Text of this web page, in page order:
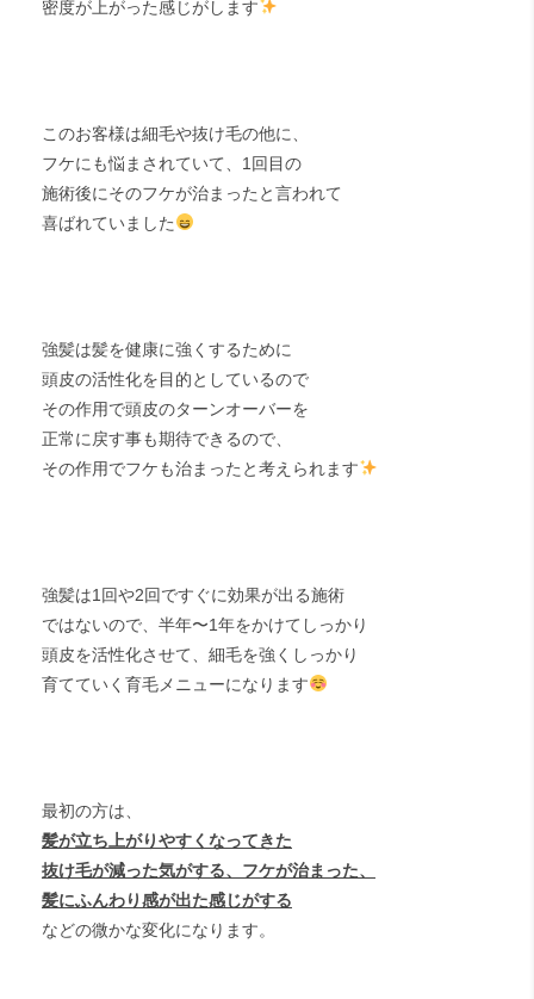
密度が上がった感じがします
このお客様は細毛や抜け毛の他に、
フケにも悩まされていて、1回目の
施術後にそのフケが治まったと言われて
喜ばれていました
強髪は髪を健康に強くするために
頭皮の活性化を目的としているので
その作用で頭皮のターンオーバーを
正常に戻す事も期待できるので、
その作用でフケも治まったと考えられます
強髪は1回や2回ですぐに効果が出る施術
ではないので、半年〜1年をかけてしっかり
頭皮を活性化させて、細毛を強くしっかり
育てていく育毛メニューになります
最初の方は、
髪が立ち上がりやすくなってきた
抜け毛が減った気がする、フケが治まった、
髪にふんわり感が出た感じがする
などの微かな変化になります。